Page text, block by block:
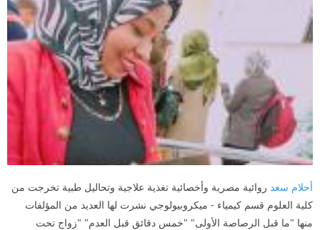
أحلام سعد روائية مصرية وأخصائية تغذية علاجية وتحاليل طبية تخرجت من
كلية العلوم قسم كيمياء - ميكروبيولوجي نشرت لها العديد من المؤلفات
منها "ما قبل الرصاصة الأولى" "خمس دقائق قبل العدم" "زواج تحت